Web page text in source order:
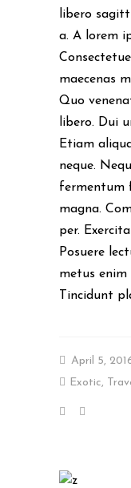
libero
a. A lorem
maecenas
Quo
libero. Dui
Etiam
neque.
fermentum
magna.
per.
Posuere
metus
Tincidunt
April 5,
Exotic,